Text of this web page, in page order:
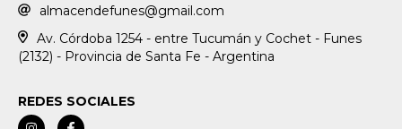
almacendefunes@gmail.com
Av. Córdoba 1254 - entre Tucumán y Cochet - Funes
(2132) - Provincia de Santa Fe - Argentina
REDES SOCIALES